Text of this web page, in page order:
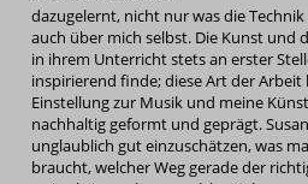
dazugelernt, nicht nur was die
auch über mich selbst. Die Kunst und
in ihrem Unterricht stets an erster
inspirierend finde; diese Art der Arbeit
Einstellung zur Musik und meine
nachhaltig geformt und geprägt.
unglaublich gut einzuschätzen, was
braucht, welcher Weg gerade der